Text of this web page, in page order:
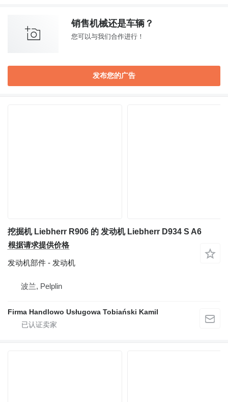
销售机械还是车辆？
您可以与我们合作进行！
发布您的广告
挖掘机 Liebherr R906 的 发动机 Liebherr D934 S A6
根据请求提供价格
发动机部件 - 发动机
波兰, Pelplin
Firma Handlowo Usługowa Tobiański Kamil